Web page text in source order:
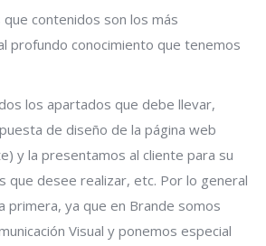
contenidos son los más
profundo conocimiento que tenemos
los apartados que debe llevar,
de diseño de la página web
y la presentamos al cliente para su
que desee realizar, etc. Por lo general
primera, ya que en Brande somos
Visual y ponemos especial